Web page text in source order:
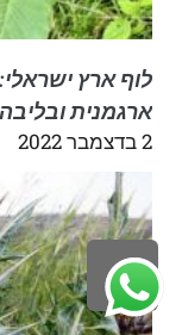
לוף ארץ
ארגמנית
2 בדצמבר 2022